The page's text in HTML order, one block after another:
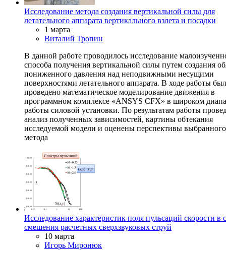
Исследование метода создания вертикальной силы для
летательного аппарата вертикального взлета и посадки
1 марта
Виталий Тропин
В данной работе проводилось исследование
способа получения вертикальной силы путем создания
пониженного давления над неподвижными несущими
поверхностями летательного аппарата. В ходе работы
проведено математическое моделирование движения в
программном комплексе «ANSYS CFX» в широком
работы силовой установки. По результатам работы
анализ полученных зависимостей, картины обтекания
исследуемой модели и оценены перспективы выбранного
метода
Исследование характеристик поля пульсаций скорости в
смешения расчетных сверхзвуковых струй
10 марта
Игорь Миронюк